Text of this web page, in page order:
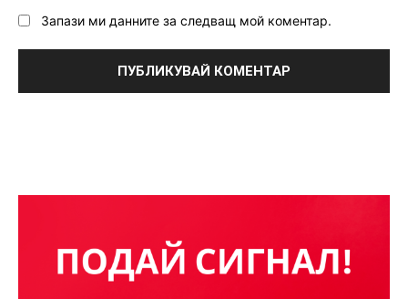
Запази ми данните за следващ мой коментар.